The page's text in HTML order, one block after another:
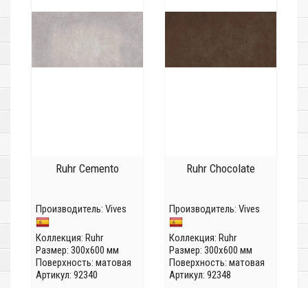
Ruhr Cemento
Производитель: Vives
Коллекция: Ruhr
Размер: 300x600 мм
Поверхность: матовая
Артикул: 92340
Ruhr Chocolate
Производитель: Vives
Коллекция: Ruhr
Размер: 300x600 мм
Поверхность: матовая
Артикул: 92348